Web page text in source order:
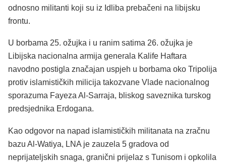
odnosno militanti koji su iz Idliba prebačeni na libijsku
frontu.
U borbama 25. ožujka i u ranim satima 26. ožujka je
Libijska nacionalna armija generala Kalife Haftara
navodno postigla značajan uspjeh u borbama oko Tripolija
protiv islamističkih milicija takozvane Vlade nacionalnog
sporazuma Fayeza Al-Sarraja, bliskog saveznika turskog
predsjednika Erdogana.
Kao odgovor na napad islamističkih militanata na zračnu
bazu Al-Watiya, LNA je zauzela 5 gradova od
neprijateljskih snaga, granični prijelaz s Tunisom i opkolila